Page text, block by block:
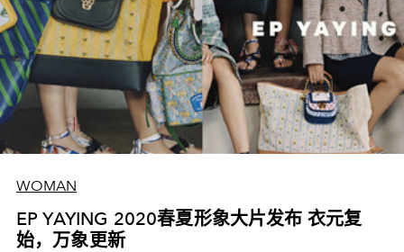
WOMAN
EP YAYING 2020春夏形象大片发布 衣元复
始，万象更新